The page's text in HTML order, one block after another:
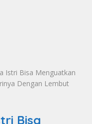
Istri Bisa Menguatkan
Dengan Lembut
Bisa